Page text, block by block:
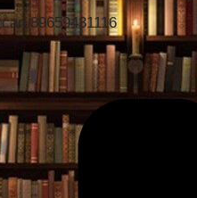
89659431116